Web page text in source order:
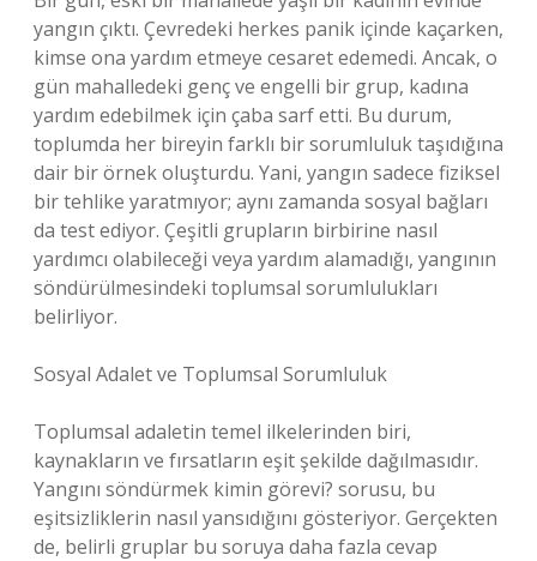
yangın çıktı. Çevredeki herkes panik içinde kaçarken,
kimse ona yardım etmeye cesaret edemedi. Ancak, o
gün mahalledeki genç ve engelli bir grup, kadına
yardım edebilmek için çaba sarf etti. Bu durum,
toplumda her bireyin farklı bir sorumluluk taşıdığına
dair bir örnek oluşturdu. Yani, yangın sadece fiziksel
bir tehlike yaratmıyor; aynı zamanda sosyal bağları
da test ediyor. Çeşitli grupların birbirine nasıl
yardımcı olabileceği veya yardım alamadığı, yangının
söndürülmesindeki toplumsal sorumlulukları
belirliyor.
Sosyal Adalet ve Toplumsal Sorumluluk
Toplumsal adaletin temel ilkelerinden biri,
kaynakların ve fırsatların eşit şekilde dağılmasıdır.
Yangını söndürmek kimin görevi? sorusu, bu
eşitsizliklerin nasıl yansıdığını gösteriyor. Gerçekten
de, belirli gruplar bu soruya daha fazla cevap